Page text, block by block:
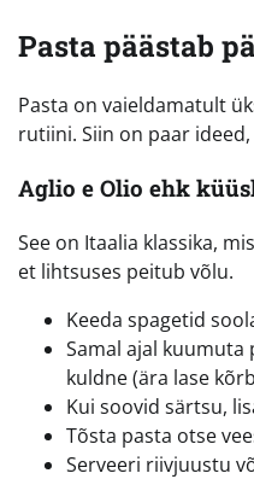
Pasta päästab
Pasta on vaieldamatult
rutiini. Siin on paar
Aglio e Olio ehk
See on Itaalia klassika,
et lihtsuses peitub võlu.
Keeda spagetid
Samal ajal
kuldne (ära lase
Kui soovid särtsu,
Tõsta pasta otse
Serveeri riivjuustu